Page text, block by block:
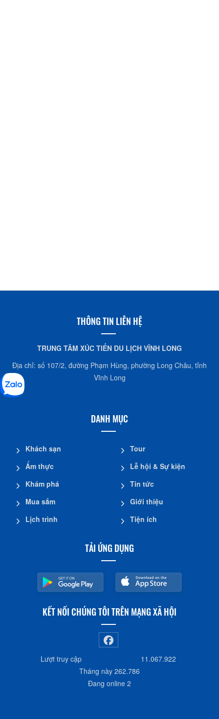
THÔNG TIN LIÊN HỆ
TRUNG TÂM XÚC TIẾN DU LỊCH VĨNH LONG
Địa chỉ: số 107/2, đường Phạm Hùng, phường Long Châu, tỉnh
Vĩnh Long
DANH MỤC
Khách sạn
Ẩm thực
Khám phá
Mua sắm
Lịch trình
Tour
Lễ hội & Sự kiện
Tin tức
Giới thiệu
Tiện ích
TẢI ỨNG DỤNG
KẾT NỐI CHÚNG TÔI TRÊN MẠNG XÃ HỘI
Lượt truy cập
11.067.922
Tháng này 262.786
Đang online 2